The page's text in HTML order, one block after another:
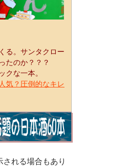
る。サンタクロー
たのか？？？
クな一本。
気？圧倒的なキレ
れる場合もあり